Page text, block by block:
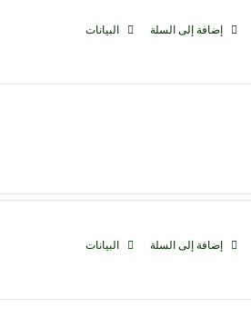
إضافة إلى السلة البيانات
إضافة إلى السلة البيانات